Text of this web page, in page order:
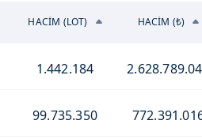
HACİM (LOT) HACİM (₺)
1.442.184
99.735.350